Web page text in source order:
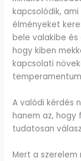
kapcsolódik,
élményeket
bele valakibe és
hogy kiben
kapcsolati
A valódi kérdés
hanem az,
tudatosan
Mert a szerelem